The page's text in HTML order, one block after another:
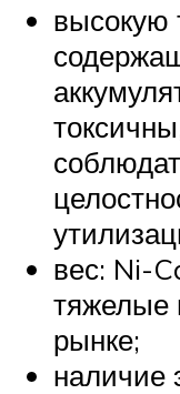
высокую
вес: Ni-
тяжелые
рынке;
наличие